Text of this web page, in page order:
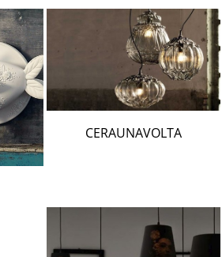
CERAUNAVOLTA